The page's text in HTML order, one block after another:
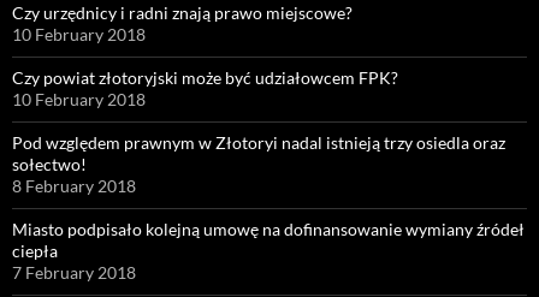
Czy urzędnicy i radni znają prawo miejscowe?
10 February 2018
Czy powiat złotoryjski może być udziałowcem FPK?
10 February 2018
Pod względem prawnym w Złotoryi nadal istnieją trzy osiedla oraz
sołectwo!
8 February 2018
Miasto podpisało kolejną umowę na dofinansowanie wymiany źródeł
ciepła
7 February 2018